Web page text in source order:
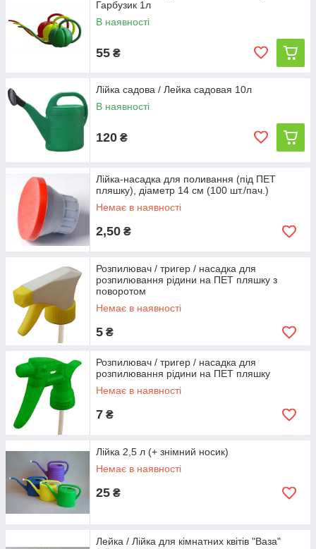
Гарбузик 1л
В наявності
55 ₴
Лійка садова / Лейка садовая 10л
В наявності
120 ₴
Лійка-насадка для поливання (під ПЕТ
пляшку), діаметр 14 см (100 шт./пач.)
Немає в наявності
2,50 ₴
Розпилювач / тригер / насадка для
розпилювання рідини на ПЕТ пляшку з
поворотом
Немає в наявності
5 ₴
Розпилювач / тригер / насадка для
розпилювання рідини на ПЕТ пляшку
Немає в наявності
7 ₴
Лійка 2,5 л (+ знімний носик)
Немає в наявності
25 ₴
Лейка / Лійка для кімнатних квітів "Ваза"